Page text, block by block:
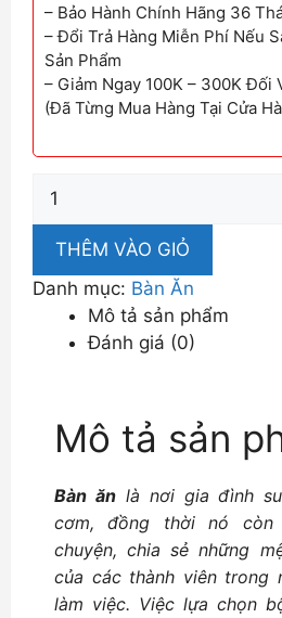
– Bảo Hành Chính Hãng 36
– Đổi Trả Hàng Miễn Phí Nếu
Sản Phẩm
– Giảm Ngay 100K – 300K Đối
(Đã Từng Mua Hàng Tại Cửa
Ăn
Gia
DP-
BA02
THÊM VÀO GIỎ
Danh mục: Bàn Ăn
Mô tả sản phẩm
Đánh giá (0)
Mô tả sản
Bàn ănlà nơi gia đình
cơm, đồng thời nó
chuyện, chia sẻ những
của các thành viên trong
làm việc. Việc lựa chọn